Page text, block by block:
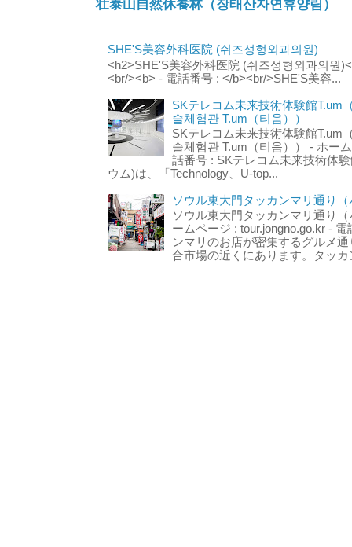
壮泰山自然休養林（장태산자연휴양림）
SHE'S美容外科医院 (쉬즈성형외과의원)
<h2>SHE'S美容外科医院 (쉬즈성형외과의원
<br/><b> - 電話番号 : </b><br/>SHE'S美容...
SKテレコム未来技術体験館T.um
술체험관 T.um（티움））
SKテレコム未来技術体験館T.um
술체험관 T.um（티움）） - ホー
話番号 : SKテレコム未来技術体
ウム)は、「Technology、U-top...
ソウル東大門タッカンマリ通り
ソウル東大門タッカンマリ通り
ームページ : tour.jongno.go.kr -
ンマリのお店が密集するグルメ
合市場の近くにあります。タッ